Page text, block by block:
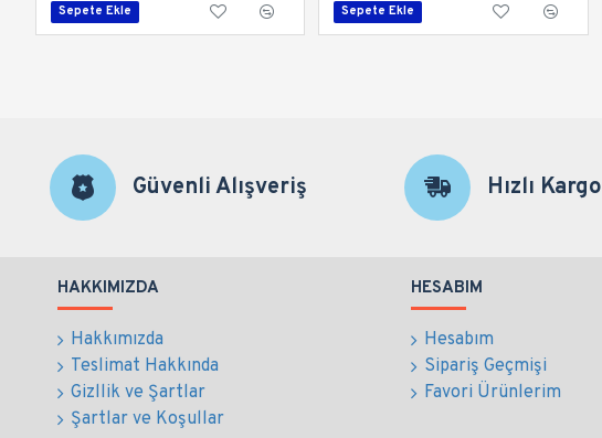
Sepete Ekle Sepete Ekle
Güvenli Alışveriş Hızlı Kargo
HAKKIMIZDA
Hakkımızda
Teslimat Hakkında
Gizllik ve Şartlar
Şartlar ve Koşullar
HESABIM
Hesabım
Sipariş Geçmişi
Favori Ürünlerim